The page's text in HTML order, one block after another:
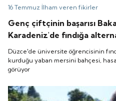
16 Temmuz İlham veren fikirler
Genç çiftçinin başarısı
Karadeniz'de fındığa
Düzce'de üniversite öğrencisinin
kurduğu yaban mersini bahçesi,
görüyor